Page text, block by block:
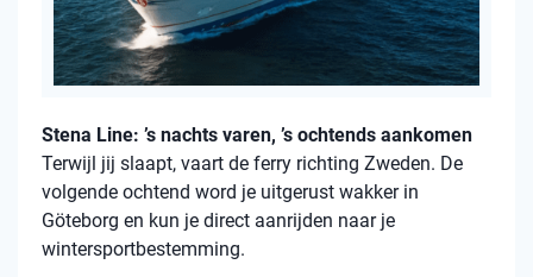
Stena Line: ’s nachts varen, ’s ochtends aankomen
Terwijl jij slaapt, vaart de ferry richting Zweden. De
volgende ochtend word je uitgerust wakker in
Göteborg en kun je direct aanrijden naar je
wintersportbestemming.